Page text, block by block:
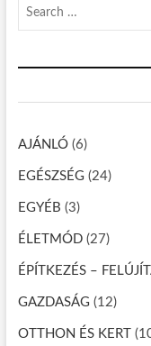
z
é
s
n
v
i
g
á
c
i
ó
s
:
:
AJÁNLÓ(6)
EGÉSZSÉG (24)
EGYÉB (3)
ÉLETMÓD(27)
ÉPÍTKEZÉS –
GAZDASÁG (12)
OTTHON ÉS KERT